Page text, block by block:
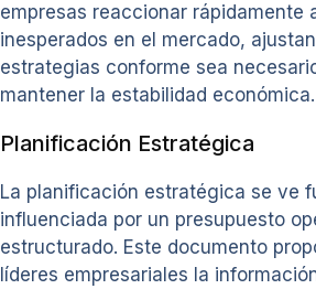
empresas reaccionar rápidamente
inesperados en el mercado,
estrategias conforme sea
mantener la estabilidad económica.
Planificación Estratégica
La planificación estratégica se ve
influenciada por un presupuesto
estructurado. Este documento
líderes empresariales la